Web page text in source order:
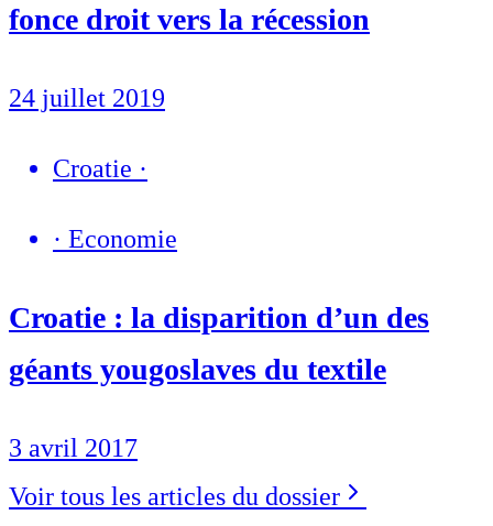
fonce droit vers la récession
24 juillet 2019
Croatie ·
· Economie
Croatie : la disparition d’un des
géants yougoslaves du textile
3 avril 2017
Voir tous les articles du dossier